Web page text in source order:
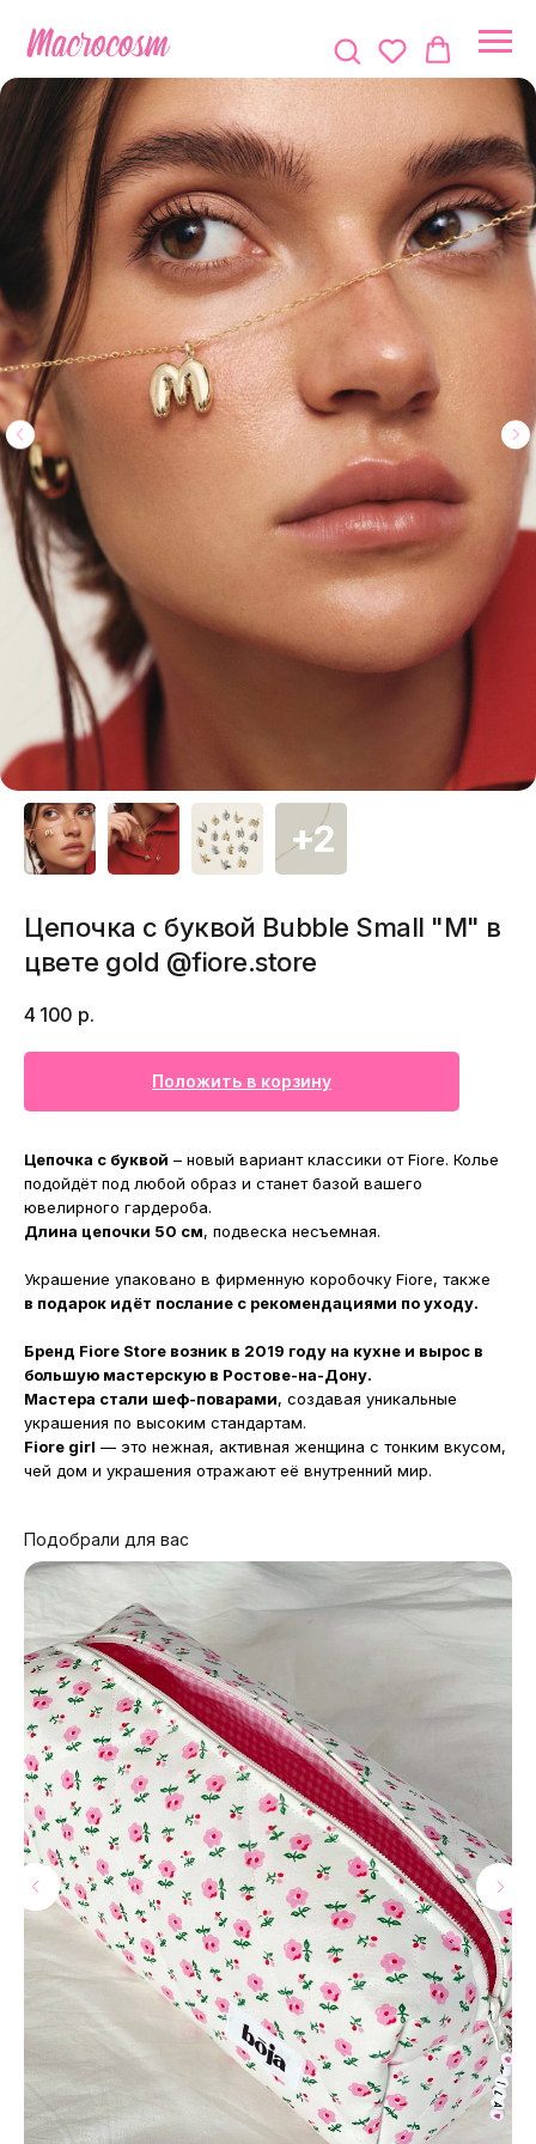
Цепочка с буквой Bubble Small "M" в
цвете gold @fiore.store
4 100 р.
Положить в корзину
Цепочка с буквой – новый вариант классики от Fiore. Колье
подойдёт под любой образ и станет базой вашего
ювелирного гардероба.
Длина цепочки 50 см, подвеска несъемная.
Украшение упаковано в фирменную коробочку Fiore, также
в подарок идёт послание с рекомендациями по уходу.
Бренд Fiore Store возник в 2019 году на кухне и вырос в
большую мастерскую в Ростове-на-Дону.
Мастера стали шеф-поварами, создавая уникальные
украшения по высоким стандартам.
Fiore girl — это нежная, активная женщина с тонким вкусом,
чей дом и украшения отражают её внутренний мир.
Подобрали для вас
МАГАЗИНЫ
Потрогать, примерить,
ВЛЮБИТЬСЯ И КУПИТЬ
наш бренд вы можете по адресу